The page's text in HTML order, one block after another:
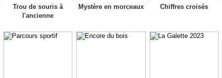
Trou de souris à
l'ancienne
Mystère en morceaux Chiffres croisés